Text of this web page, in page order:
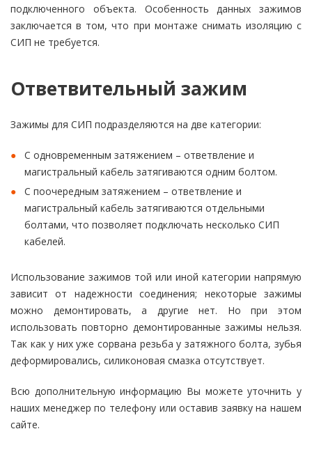
подключенного объекта. Особенность данных зажимов
заключается в том, что при монтаже снимать изоляцию с
СИП не требуется.
Ответвительный зажим
Зажимы для СИП подразделяются на две категории:
С одновременным затяжением – ответвление и
магистральный кабель затягиваются одним болтом.
С поочередным затяжением – ответвление и
магистральный кабель затягиваются отдельными
болтами, что позволяет подключать несколько СИП
кабелей.
Использование зажимов той или иной категории напрямую
зависит от надежности соединения; некоторые зажимы
можно демонтировать, а другие нет. Но при этом
использовать повторно демонтированные зажимы нельзя.
Так как у них уже сорвана резьба у затяжного болта, зубья
деформировались, силиконовая смазка отсутствует.
Всю дополнительную информацию Вы можете уточнить у
наших менеджер по телефону или оставив заявку на нашем
сайте.